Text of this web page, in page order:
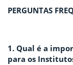
PERGUNTAS
1. Qual é a
para os